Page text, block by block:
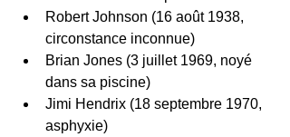
Robert Johnson (16 août 1938,
circonstance inconnue)
Brian Jones (3 juillet 1969, noyé
dans sa piscine)
Jimi Hendrix (18 septembre 1970,
asphyxie)